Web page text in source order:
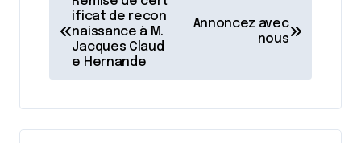
i
g
a
ificat de recon
naissance à M.
Jacques Claud
e Hernande
Annoncez avec
nous